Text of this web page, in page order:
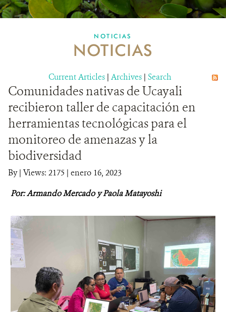
MECANISMO DE ATENCIÓN DE QUEJAS Y RECLAMOS
DONA
NOTICIAS
NOTICIAS
Current Articles | Archives | Search
Comunidades nativas de Ucayali
recibieron taller de capacitación en
herramientas tecnológicas para el
monitoreo de amenazas y la
biodiversidad
By| Views: 2175 | enero 16, 2023
Por: Armando Mercado y Paola Matayoshi